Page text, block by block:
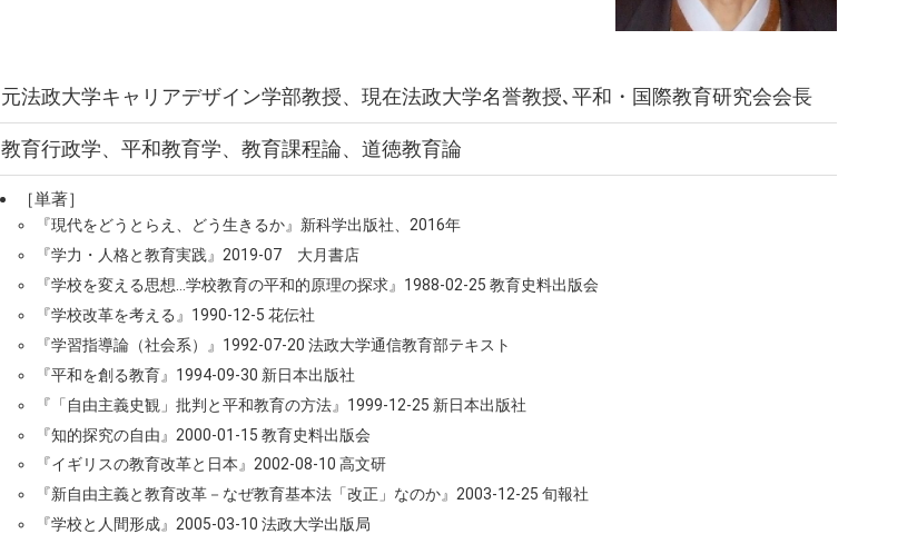
元法政大学キャリアデザイン学部教授、現在法政大学名誉教授､平和・国際教育研究会会長
教育行政学、平和教育学、教育課程論、道徳教育論
［単著］
『現代をどうとらえ、どう生きるか』新科学出版社、2016年
『学力・人格と教育実践』2019-07 大月書店
『学校を変える思想…学校教育の平和的原理の探求』1988-02-25 教育史料出版会
『学校改革を考える』1990-12-5 花伝社
『学習指導論（社会系）』1992-07-20 法政大学通信教育部テキスト
『平和を創る教育』1994-09-30 新日本出版社
『「自由主義史観」批判と平和教育の方法』1999-12-25 新日本出版社
『知的探究の自由』2000-01-15 教育史料出版会
『イギリスの教育改革と日本』2002-08-10 高文研
『新自由主義と教育改革－なぜ教育基本法「改正」なのか』2003-12-25 旬報社
『学校と人間形成』2005-03-10 法政大学出版局